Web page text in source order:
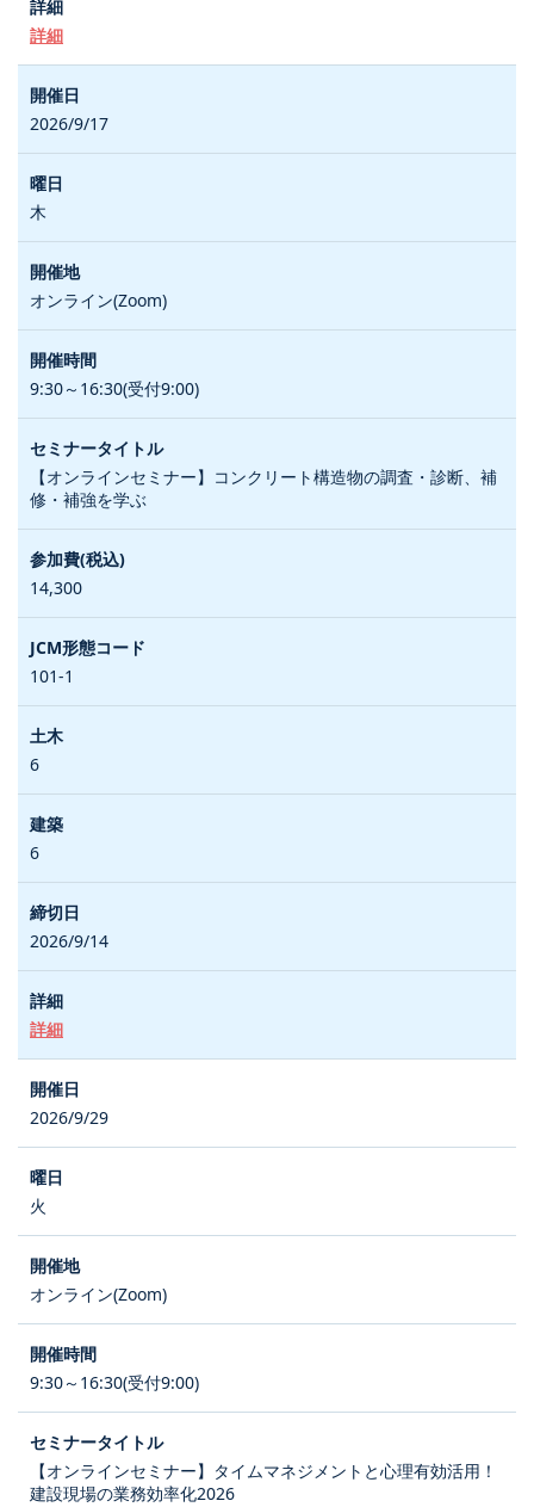
詳細
2026/9/17
木
オンライン(Zoom)
9:30～16:30(受付9:00)
【オンラインセミナー】コンクリート構造物の調査・診断、補
修・補強を学ぶ
14,300
101-1
6
6
2026/9/14
詳細
2026/9/29
火
オンライン(Zoom)
9:30～16:30(受付9:00)
【オンラインセミナー】タイムマネジメントと心理有効活用！
建設現場の業務効率化2026